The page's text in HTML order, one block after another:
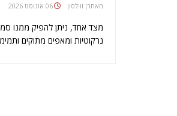
מאת 06 אוגוסט 2026
מצד אחד, ניתן להפיק ממנו
נרקוטיות ומאפים מתוקים